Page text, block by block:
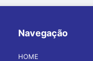
Navegação
HOME